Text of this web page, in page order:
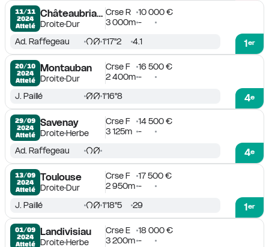
11/11
2024
Attelé
Châteaubriant
DroiteDur
Crse R
10 000 €
3 000m -
1er
Ad. Raffegeau 1'17''2 4.1
20/10
2024
Attelé
Montauban
DroiteDur
Crse F
16 500 €
2 400m -
4e
J. Paillé 1'16''8
29/09
2024
Attelé
Savenay
DroiteHerbe
Crse F
14 500 €
3 125m -
4e
Ad. Raffegeau
13/09
2024
Attelé
Toulouse
DroiteDur
Crse F
17 500 €
2 950m -
1er
J. Paillé 1'18''5 29
01/09
2024
Attelé
Landivisiau
DroiteHerbe
Crse E
18 000 €
3 200m -